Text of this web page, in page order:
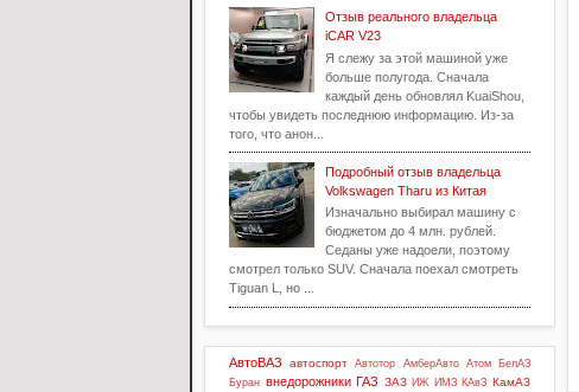
Отзыв реального владельца
iCAR V23
Я слежу за этой машиной уже
больше полугода. Сначала
каждый день обновлял KuaiShou,
чтобы увидеть последнюю информацию. Из-за
того, что анон...
Подробный отзыв владельца
Volkswagen Tharu из Китая
Изначально выбирал машину с
бюджетом до 4 млн. рублей.
Седаны уже надоели, поэтому
смотрел только SUV. Сначала поехал смотреть
Tiguan L, но ...
АвтоВАЗ автоспорт Автотор АмберАвто Атом
БелАЗ
Буран внедорожники ГАЗ ЗАЗ ИЖ ИМЗ КАвЗ КамАЗ